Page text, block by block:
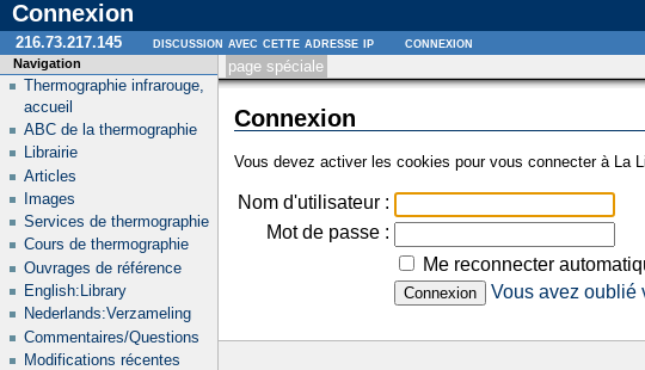
Connexion
page spéciale
Connexion
Vous devez activer les cookies pour vous connecter à La
Nom d'utilisateur :
Mot de passe :
Me reconnecter
Vous avez oublié
Navigation
Thermographie infrarouge,
accueil
ABC de la thermographie
Librairie
Articles
Images
Services de thermographie
Cours de thermographie
Ouvrages de référence
English:Library
Nederlands:Verzameling
Commentaires/Questions
Modifications récentes
216.73.217.145 discussion avec cette adresse ip connexion